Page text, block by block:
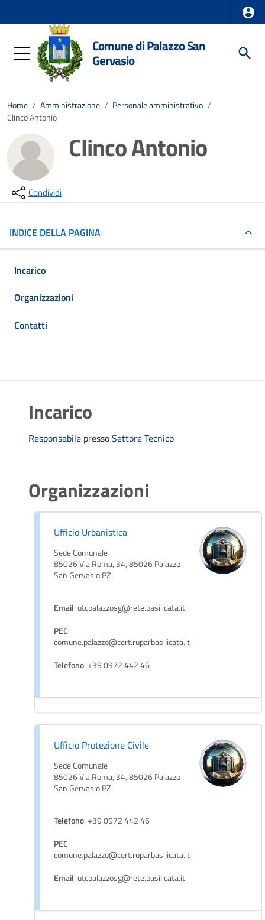
Comune di Palazzo San
Gervasio
Home / Amministrazione / Personale amministrativo /
Clinco Antonio
Clinco Antonio
Condividi
INDICE DELLA PAGINA
Incarico
Organizzazioni
Contatti
Incarico
Responsabile pressoSettore Tecnico
Organizzazioni
Ufficio Urbanistica
Sede Comunale
85026 Via Roma, 34, 85026 Palazzo
San Gervasio PZ
Email: utcpalazzosg@rete.basilicata.it
PEC:
comune.palazzo@cert.ruparbasilicata.it
Telefono: +39 0972 442 46
Ufficio Protezione Civile
Sede Comunale
85026 Via Roma, 34, 85026 Palazzo
San Gervasio PZ
Telefono: +39 0972 442 46
PEC:
comune.palazzo@cert.ruparbasilicata.it
Email: utcpalazzosg@rete.basilicata.it